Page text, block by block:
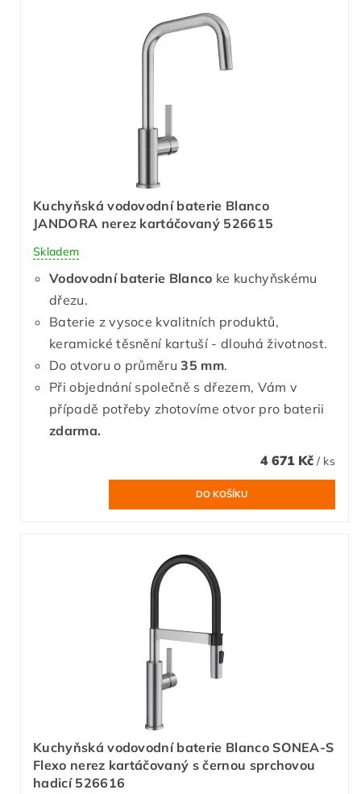
Kuchyňská vodovodní baterie Blanco
JANDORA nerez kartáčovaný 526615
Skladem
Vodovodní baterie Blanco ke kuchyňskému
dřezu.
Baterie z vysoce kvalitních produktů,
keramické těsnění kartuší - dlouhá životnost.
Do otvoru o průměru35 mm.
Při objednání společně s dřezem, Vám v
případě potřeby zhotovíme otvor pro baterii
zdarma.
4 671 Kč / ks
Kuchyňská vodovodní baterie Blanco SONEA-S
Flexo nerez kartáčovaný s černou sprchovou
hadicí 526616